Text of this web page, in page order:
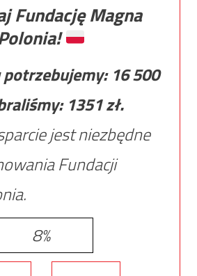
Fundację Magna
potrzebujemy: 16 500
1351zł.
jest niezbędne
Fundacji
8%